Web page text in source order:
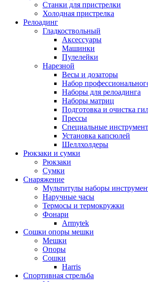
Станки для пристрелки
Холодная пристрелка
Релоадинг
Гладкоствольный
Аксессуары
Машинки
Пулелейки
Нарезной
Весы и дозаторы
Набор
Наборы для релоадинга
Наборы матриц
Подготовка и очистка
Прессы
Специальные
Установка капсюлей
Шеллхолдеры
Рюкзаки и сумки
Рюкзаки
Сумки
Снаряжение
Мультитулы наборы
Наручные часы
Термосы и термокружки
Фонари
Armytek
Сошки опоры мешки
Мешки
Опоры
Сошки
Harris
Спортивная стрельба